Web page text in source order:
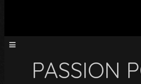
PASSION